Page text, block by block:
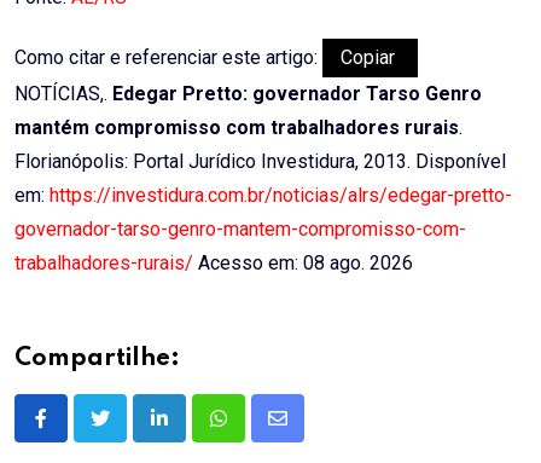
Como citar e referenciar este artigo:
Copiar
NOTÍCIAS,. Edegar Pretto: governador Tarso Genro
mantém compromisso com trabalhadores rurais.
Florianópolis: Portal Jurídico Investidura, 2013. Disponível
em: https://investidura.com.br/noticias/alrs/edegar-pretto-
governador-tarso-genro-mantem-compromisso-com-
trabalhadores-rurais/ Acesso em: 08 ago. 2026
Compartilhe:
LinkedInWhatsappShare